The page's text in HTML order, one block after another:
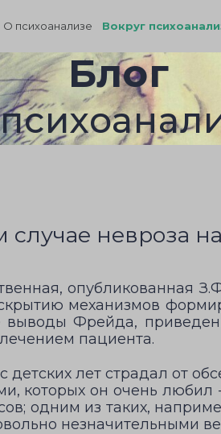
О психоанализе Вокруг
Блог
невроза
опубликованная
механизмов
выводы Фрейда,
пациента.
лет страдал от
которых он очень
одним из таких,
незначительными